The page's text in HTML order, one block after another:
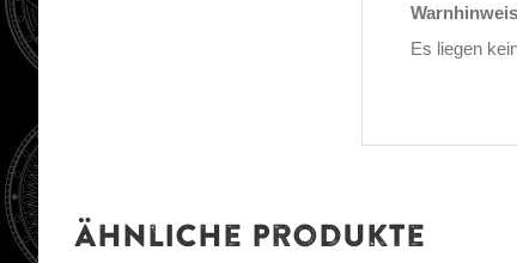
Es liegen
Ähnliche Produkte